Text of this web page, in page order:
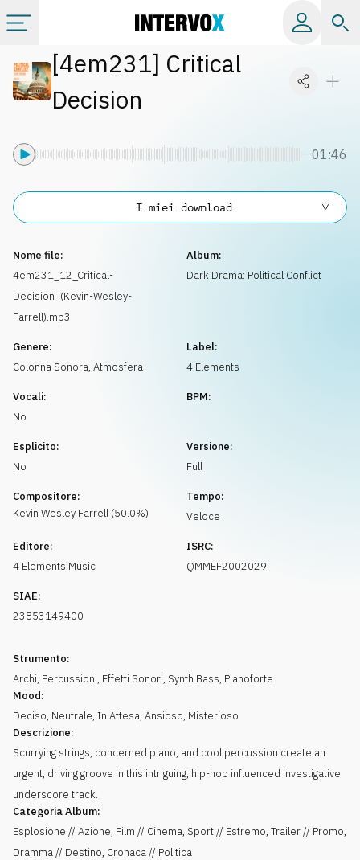
Categorie
Info
Richiedi musica
[4em231] Critical
Decision
01:46
Nome file:
4em231_12_Critical-
Decision_(Kevin-Wesley-
Farrell).mp3
Album:
Dark Drama: Political Conflict
Genere:
Colonna Sonora, Atmosfera
Label:
4 Elements
Vocali:
No
BPM:
Esplicito:
No
Versione:
Full
Compositore:
Kevin Wesley Farrell (50.0%)
Tempo:
Veloce
Editore:
4 Elements Music
ISRC:
QMMEF2002029
SIAE:
23853149400
Strumento:
Archi, Percussioni, Effetti Sonori, Synth Bass, Pianoforte
Mood:
Deciso, Neutrale, In Attesa, Ansioso, Misterioso
Descrizione:
Scurrying strings, concerned piano, and cool percussion create an
urgent, driving groove in this intriguing, hip-hop influenced investigative
underscore track.
Categoria Album:
Esplosione // Azione, Film // Cinema, Sport // Estremo, Trailer // Promo,
Dramma // Destino, Cronaca // Politica
I miei download